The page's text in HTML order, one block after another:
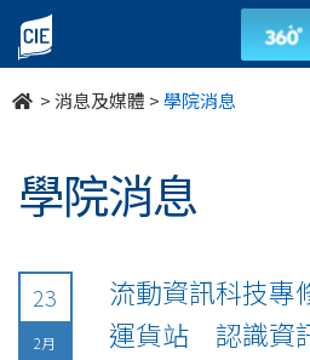
undefined
>消息及媒體 >學院消息
學院消息
23
2月
流動資訊科技專
運貨站 認識資